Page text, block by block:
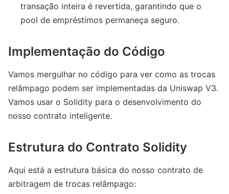
transação inteira é revertida, garantindo que o
pool de empréstimos permaneça seguro.
Implementação do Código
Vamos mergulhar no código para ver como as trocas
relâmpago podem ser implementadas da Uniswap V3.
Vamos usar o Solidity para o desenvolvimento do
nosso contrato inteligente.
Estrutura do Contrato Solidity
Aqui está a estrutura básica do nosso contrato de
arbitragem de trocas relâmpago: